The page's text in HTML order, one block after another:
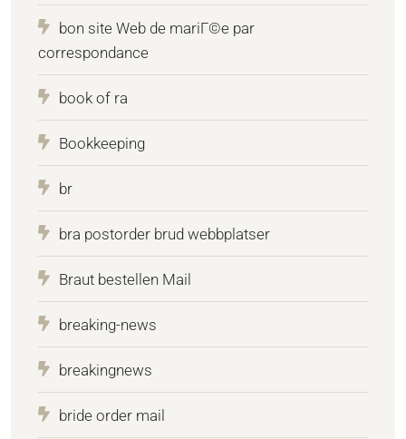
bon site Web de mariГ©e par
correspondance
book of ra
Bookkeeping
br
bra postorder brud webbplatser
Braut bestellen Mail
breaking-news
breakingnews
bride order mail